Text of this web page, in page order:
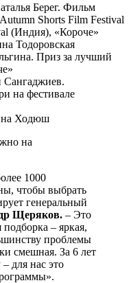
Берег. Фильм
Shorts Film Festival
(Индия), «Короче»
Тодоровская
Приз за лучший
Сангаджиев.
на фестивале
Ходюш
на
1000
чтобы выбрать
генеральный
Щеряков. – Это
– яркая,
проблемы
смешная. За 6 лет
для нас это